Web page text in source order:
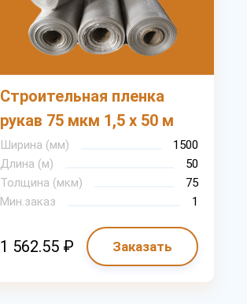
Строительная пленка
рукав 75 мкм 1,5 х 50 м
Ширина (мм)
1500
Длина (м)
50
Толщина (мкм)
75
Мин.заказ
1
1 562.55 ₽ Заказать